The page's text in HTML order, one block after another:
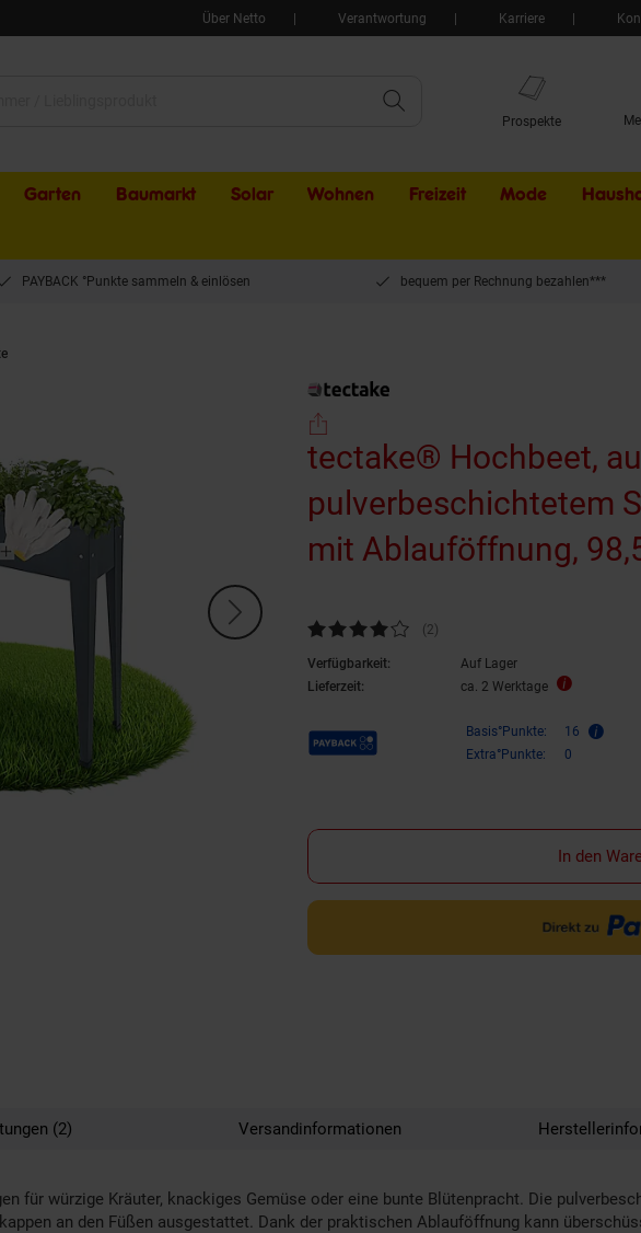
Über Netto Verantwortung Karriere
Prospekte
Garten Baumarkt Solar Wohnen Freizeit Mode
PAYBACK °Punkte sammeln & einlösen bequem per Rechnung bezahlen***
tectake® Hochbeet,
pulverbeschichtetem
mit Ablauföffnung,
Kundenbewertung: 4 von 5 Sternen
(2Kundenbewertungen
)
Verfügbarkeit:
Auf Lager
Lieferzeit:
ca. 2 Werktage
Payback Punkte Basis°Punkte:
16
Extra°Punkte:
0
In den
(2) Versandinformationen
für würzige Kräuter, knackiges Gemüse oder eine bunte Blütenpracht. Die
an den Füßen ausgestattet. Dank der praktischen Ablauföffnung kann